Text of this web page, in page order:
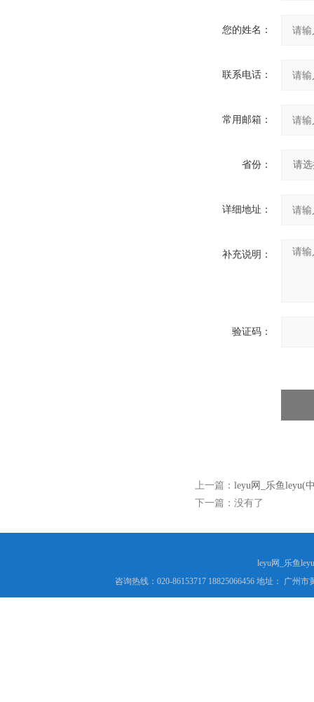
您的姓名：
联系电话：
常用邮箱：
省份：
详细地址：
补充说明：
验证码：
上一篇： leyu网_乐鱼leyu(
下一篇：没有了
leyu网_乐鱼
咨询热线：020-86153717 18825066456 地址： 广州